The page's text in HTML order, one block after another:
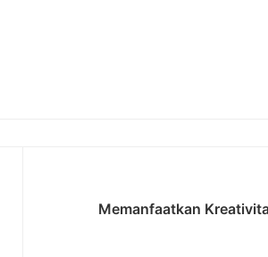
Memanfaatkan
UKM Kewirausahaan